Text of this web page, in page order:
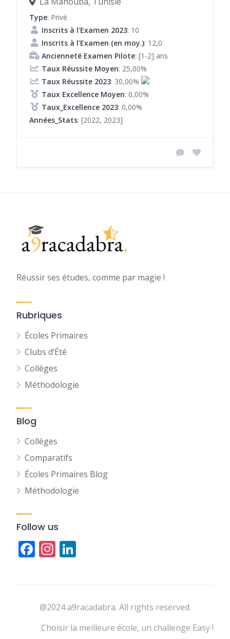
Type: Privé
Inscrits à l'Examen 2023: 10
Inscrits à l'Examen (en moy.): 12,0
Ancienneté Examen Pilote: [1-2] ans
Taux Réussite Moyen: 25,00%
Taux Réussite 2023: 30,00%
Taux Excellence Moyen: 0,00%
Taux_Excellence 2023: 0,00%
Années_Stats: [2022, 2023]
Réussir ses études, comme par magie !
Rubriques
Écoles Primaires
Clubs d’Été
Collèges
Méthodologie
Blog
Collèges
Comparatifs
Écoles Primaires Blog
Méthodologie
Follow us
Facebook
Instagram
@2024 a9racadabra. All rights reserved.
Choisir la meilleure école, un challenge Easy !